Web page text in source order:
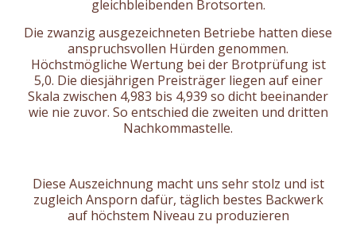
gleichbleibenden Brotsorten.
Die zwanzig ausgezeichneten Betriebe hatten diese
anspruchsvollen Hürden genommen.
Höchstmögliche Wertung bei der Brotprüfung ist
5,0. Die diesjährigen Preisträger liegen auf einer
Skala zwischen 4,983 bis 4,939 so dicht beeinander
wie nie zuvor. So entschied die zweiten und dritten
Nachkommastelle.
Diese Auszeichnung macht uns sehr stolz und ist
zugleich Ansporn dafür, täglich bestes Backwerk
auf höchstem Niveau zu produzieren